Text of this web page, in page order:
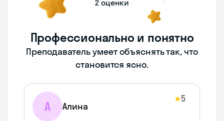
2 оценки
Профессионально и понятно
Преподаватель умеет объяснять так, что
становится ясно.
А Алина
★5